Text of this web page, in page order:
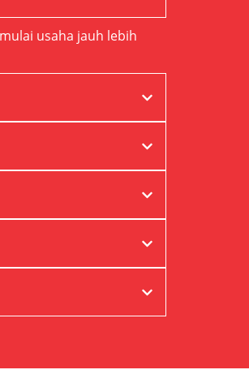
usaha jauh lebih